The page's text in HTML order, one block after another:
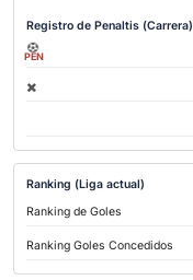
Registro de Penaltis (Carrera)
PEN
Ranking (Liga actual)
Ranking de Goles
Ranking Goles Concedidos